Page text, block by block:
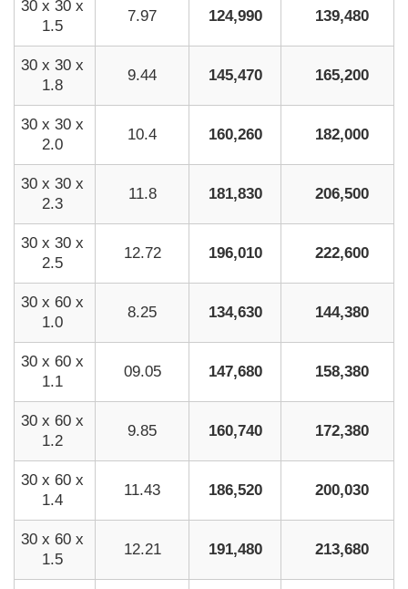
30 x 30 x
1.5
7.97 124,990 139,480
30 x 30 x
1.8
9.44 145,470 165,200
30 x 30 x
2.0
10.4 160,260 182,000
30 x 30 x
2.3
11.8 181,830 206,500
30 x 30 x
2.5
12.72 196,010 222,600
30 x 60 x
1.0
8.25 134,630 144,380
30 x 60 x
1.1
09.05 147,680 158,380
30 x 60 x
1.2
9.85 160,740 172,380
30 x 60 x
1.4
11.43 186,520 200,030
30 x 60 x
1.5
12.21 191,480 213,680